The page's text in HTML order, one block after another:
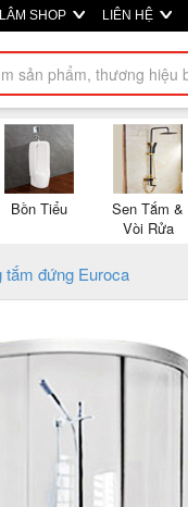
SHOP LIÊN HỆ
Bồn Tiểu
Sen Tắm &
Vòi Rửa
tắm đứng Euroca